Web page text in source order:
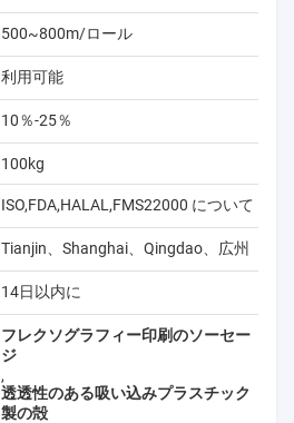
500~800m/ロール
利用可能
10％-25％
100kg
ISO,FDA,HALAL,FMS22000 について
Tianjin、Shanghai、Qingdao、広州
14日以内に
フレクソグラフィー印刷のソーセー
ジ
,
透透性のある吸い込みプラスチック
製の殻